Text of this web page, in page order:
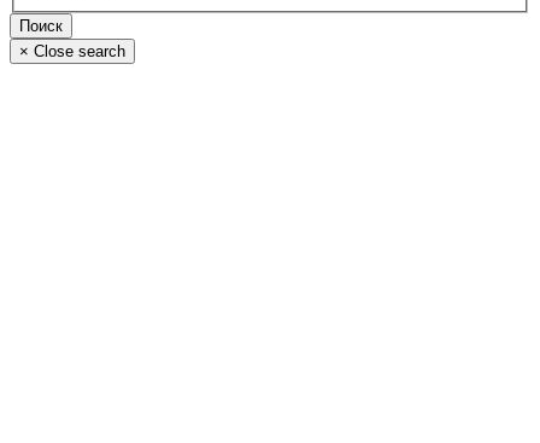
× Close search